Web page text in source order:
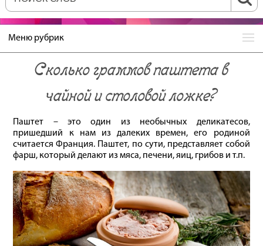
Меню рубрик
Сколько граммов паштета в
чайной и столовой ложке?
Паштет – это один из необычных деликатесов,
пришедший к нам из далеких времен, его родиной
считается Франция. Паштет, по сути, представляет собой
фарш, который делают из мяса, печени, яиц, грибов и т.п.